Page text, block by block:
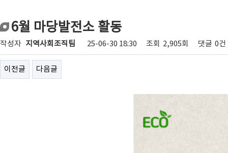
6월 마당발전소 활동
작성자 지역사회조직팀 25-06-30 18:30 조회 2,905회 댓글 0건
이전글 다음글